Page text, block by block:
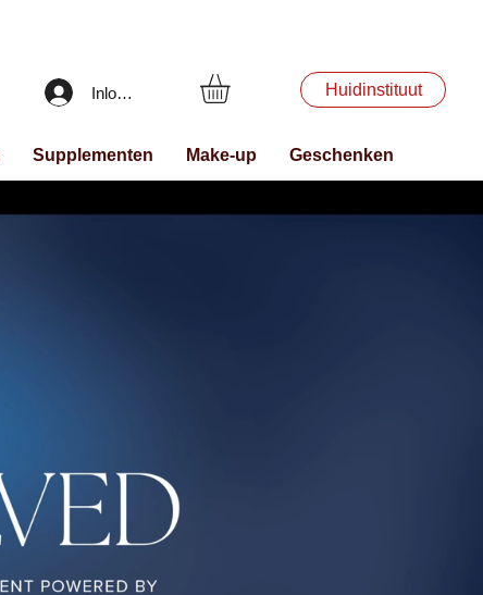
Huidinstituut
Inloggen
Supplementen Make-up Geschenken